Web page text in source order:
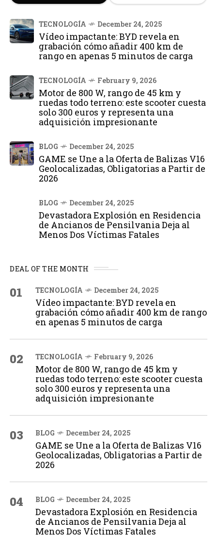
TECNOLOGÍA December 24, 2025
Vídeo impactante: BYD revela en
grabación cómo añadir 400 km de
rango en apenas 5 minutos de carga
TECNOLOGÍA February 9, 2026
Motor de 800 W, rango de 45 km y
ruedas todo terreno: este scooter cuesta
solo 300 euros y representa una
adquisición impresionante
BLOG December 24, 2025
GAME se Une a la Oferta de Balizas V16
Geolocalizadas, Obligatorias a Partir de
2026
BLOG December 24, 2025
Devastadora Explosión en Residencia
de Ancianos de Pensilvania Deja al
Menos Dos Víctimas Fatales
DEAL OF THE MONTH
01 TECNOLOGÍA December 24, 2025
Vídeo impactante: BYD revela en
grabación cómo añadir 400 km de rango
en apenas 5 minutos de carga
02 TECNOLOGÍA February 9, 2026
Motor de 800 W, rango de 45 km y
ruedas todo terreno: este scooter cuesta
solo 300 euros y representa una
adquisición impresionante
03 BLOG December 24, 2025
GAME se Une a la Oferta de Balizas V16
Geolocalizadas, Obligatorias a Partir de
2026
04 BLOG December 24, 2025
Devastadora Explosión en Residencia
de Ancianos de Pensilvania Deja al
Menos Dos Víctimas Fatales